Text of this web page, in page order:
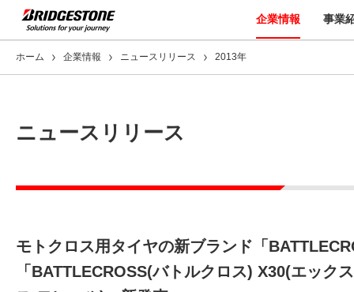
企業情報 事業
ホーム 企業情報 ニュースリリース 2013年
ニュースリリース
モトクロス用タイヤの新ブランド「
「BATTLECROSS(バトルクロス) X30(エック